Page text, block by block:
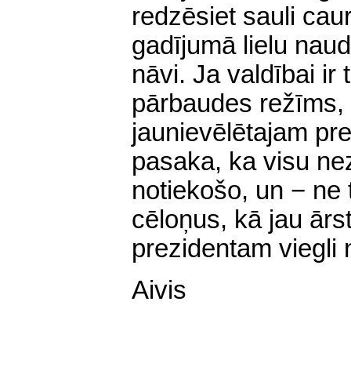
redzēsiet sauli
gadījumā lielu
nāvi. Ja valdībai ir
pārbaudes
jaunievēlētajam
pasaka, ka visu
notiekošo, un −
cēloņus, kā jau
prezidentam viegli
Aivis